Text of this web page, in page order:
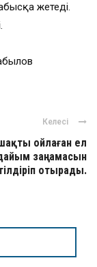
жетеді.
Келесі
ойлаған ел
заңнамасын
отырады.